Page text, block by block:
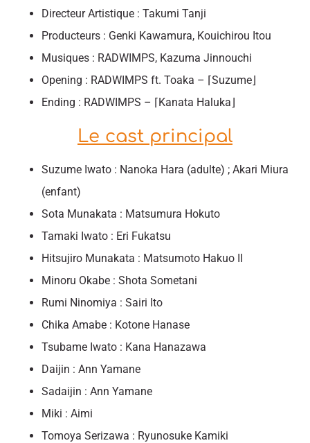
Directeur Artistique : Takumi Tanji
Producteurs : Genki Kawamura, Kouichirou Itou
Musiques : RADWIMPS, Kazuma Jinnouchi
Opening : RADWIMPS ft. Toaka – ⌈Suzume⌋
Ending : RADWIMPS – ⌈Kanata Haluka⌋
Le cast principal
Suzume Iwato : Nanoka Hara (adulte) ; Akari Miura
(enfant)
Sota Munakata : Matsumura Hokuto
Tamaki Iwato : Eri Fukatsu
Hitsujiro Munakata : Matsumoto Hakuo II
Minoru Okabe : Shota Sometani
Rumi Ninomiya : Sairi Ito
Chika Amabe : Kotone Hanase
Tsubame Iwato : Kana Hanazawa
Daijin : Ann Yamane
Sadaijin : Ann Yamane
Miki : Aimi
Tomoya Serizawa : Ryunosuke Kamiki